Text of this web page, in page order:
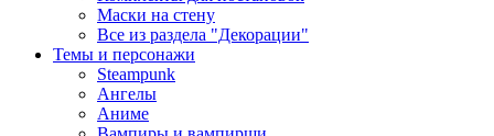
Маски на стену
Все из раздела "Декорации"
Темы и персонажи
Steampunk
Ангелы
Аниме